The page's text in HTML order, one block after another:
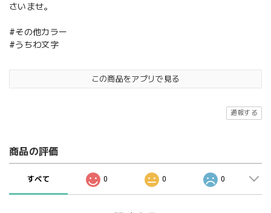
さいませ。
#その他カラー
#うちわ文字
この商品をアプリで見る
通報する
商品の評価
すべて 0 0 0